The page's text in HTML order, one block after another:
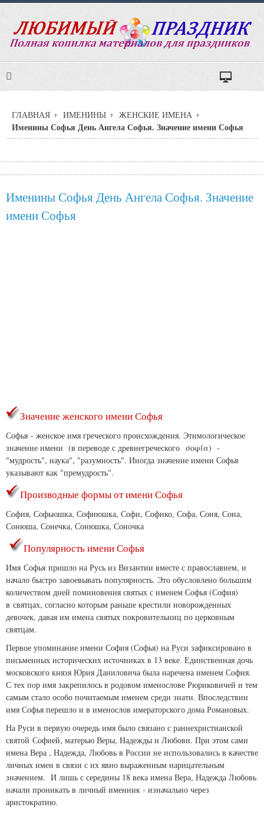
ГЛАВНАЯ ИМЕНИНЫ ЖЕНСКИЕ ИМЕНА
Именины Софья День Ангела Софья. Значение имени Софья
Именины Софья День Ангела Софья. Значение
имени Софья
Значение женского имени Софья
Софья - женское имя греческого происхождения. Этимологическое
значение имени (в переводе с древнегреческого σοφία) -
"мудрость", наука", "разумность". Иногда значение имени Софья
указывают как "премудрость".
Производные формы от имени Софья
София, Софьюшка, Софиюшка, Софи, Софико, Софа, Соня, Сона,
Сонюша, Сонечка, Сонюшка, Соночка
Популярность имени Софья
Имя Софья пришло на Русь из Византии вместе с православием, и
начало быстро завоевывать популярность. Это обусловлено большим
количеством дней поминовения святых с именем Софья (София)
в святцах, согласно которым раньше крестили новорожденных
девочек, давая им имена святых покровительниц по церковным
святцам.
Первое упоминание имени София (Софья) на Руси зафиксировано в
письменных исторических источниках в 13 веке. Единственная дочь
московского князя Юрия Даниловича была наречена именем София.
С тех пор имя закрепилось в родовом именослове Рюриковичей и тем
самым стало особо почитаемым именем среди знати. Впоследствии
имя Софья перешло и в именослов имераторского дома Романовых.
На Руси в первую очередь имя было связано с раннехристианской
святой Софией, матерью Веры, Надежды и Любови. При этом сами
имена Вера , Надежда, Любовь в России не использовались в качестве
личных имен в связи с их явно выраженным нарицательным
значением. И лишь с середины 18 века имена Вера, Надежда Любовь
начали проникать в личный именник - изначально через
аристократию.